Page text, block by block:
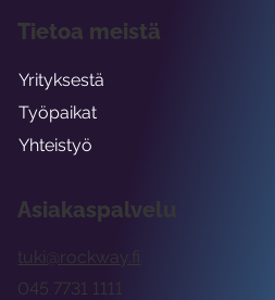
Asiakaspalvelu
tuki@rockway.fi
045 7731 1111
Tietoa meistä
Yrityksestä
Työpaikat
Yhteistyö